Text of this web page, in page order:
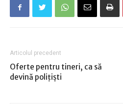
Articolul precedent
Oferte pentru tineri, ca să
devină polițiști